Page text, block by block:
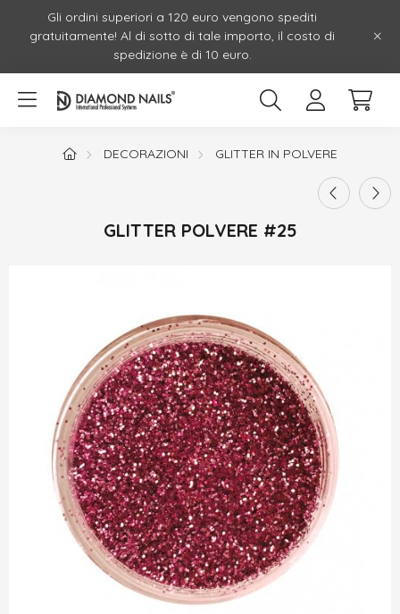
Gli ordini superiori a 120 euro vengono spediti
gratuitamente! Al di sotto di tale importo, il costo di
spedizione è di 10 euro.
DECORAZIONI GLITTER IN POLVERE
GLITTER POLVERE #25